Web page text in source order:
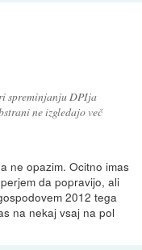
spreminjanju DPIja
ne izgledajo več
ne opazim. Ocitno imas
da popravijo, ali
2012 tega
na nekaj vsaj na pol